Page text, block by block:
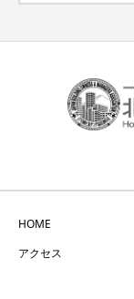
HOME
アクセス